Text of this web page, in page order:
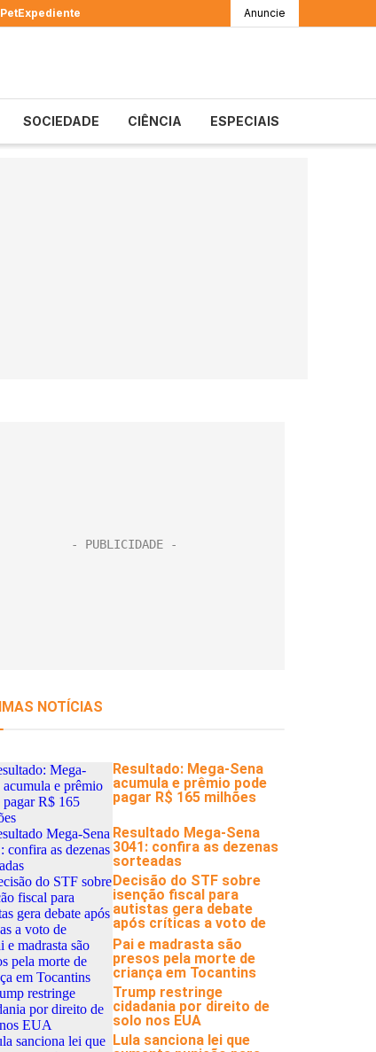
PetExpediente Anuncie
SOCIEDADE CIÊNCIA ESPECIAIS